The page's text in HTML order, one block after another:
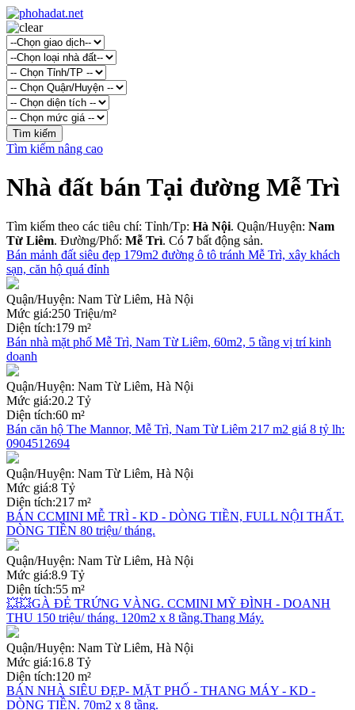
Tìm kiếm nâng cao
Nhà đất bán Tại đường Mễ Trì
Tìm kiếm theo các tiêu chí: Tỉnh/Tp: Hà Nội. Quận/Huyện: Nam
Từ Liêm. Đường/Phố: Mễ Trì. Có 7 bất động sản.
Bán mảnh đất siêu đẹp 179m2 đường ô tô tránh Mễ Trì, xây khách
sạn, căn hộ quá đỉnh
Quận/Huyện: Nam Từ Liêm, Hà Nội
Mức giá:250 Triệu/m²
Diện tích:179 m²
Bán nhà mặt phố Mễ Trì, Nam Từ Liêm, 60m2, 5 tầng vị trí kinh
doanh
Quận/Huyện: Nam Từ Liêm, Hà Nội
Mức giá:20.2 Tỷ
Diện tích:60 m²
Bán căn hộ The Mannor, Mễ Trì, Nam Từ Liêm 217 m2 giá 8 tỷ lh:
0904512694
Quận/Huyện: Nam Từ Liêm, Hà Nội
Mức giá:8 Tỷ
Diện tích:217 m²
BÁN CCMINI MỄ TRÌ - KD - DÒNG TIỀN, FULL NỘI THẤT.
DÒNG TIỀN 80 triệu/ tháng.
Quận/Huyện: Nam Từ Liêm, Hà Nội
Mức giá:8.9 Tỷ
Diện tích:55 m²
💥💥GÀ ĐẺ TRỨNG VÀNG. CCMINI MỸ ĐÌNH - DOANH
THU 150 triệu/ tháng. 120m2 x 8 tầng.Thang Máy.
Quận/Huyện: Nam Từ Liêm, Hà Nội
Mức giá:16.8 Tỷ
Diện tích:120 m²
BÁN NHÀ SIÊU ĐẸP- MẶT PHỐ - THANG MÁY - KD -
DÒNG TIỀN. 70m2 x 8 tầng.